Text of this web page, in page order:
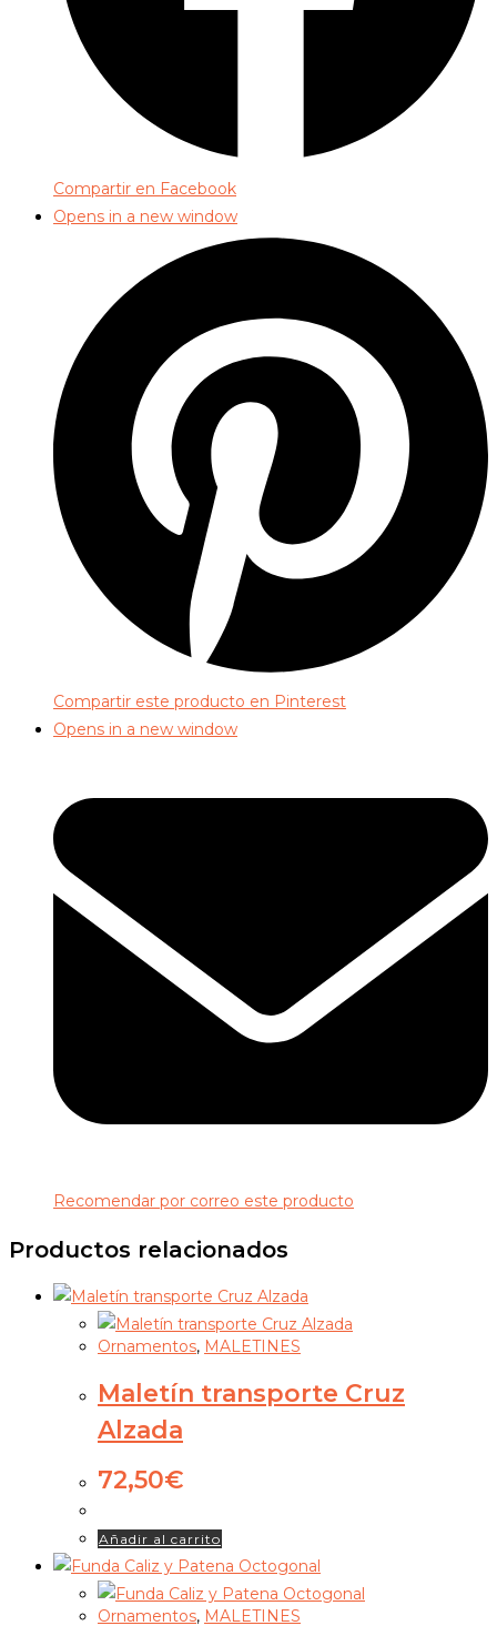
Compartir en Facebook
Opens in a new window
Compartir este producto en Pinterest
Opens in a new window
Recomendar por correo este producto
Productos relacionados
Ornamentos, MALETINES
Maletín transporte Cruz
Alzada
72,50€
Añadir al carrito
Ornamentos, MALETINES